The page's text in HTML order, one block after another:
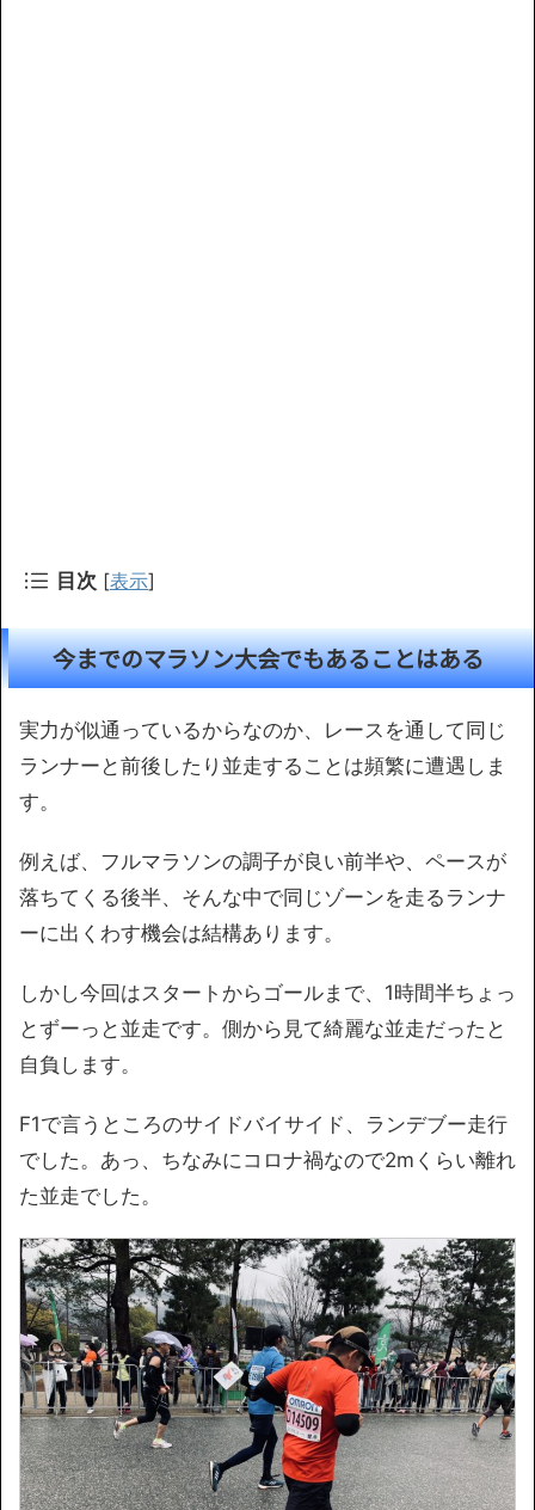
目次 [表示]
今までのマラソン大会でもあることはある
実力が似通っているからなのか、レースを通して同じ
ランナーと前後したり並走することは頻繁に遭遇しま
す。
例えば、フルマラソンの調子が良い前半や、ペースが
落ちてくる後半、そんな中で同じゾーンを走るランナ
ーに出くわす機会は結構あります。
しかし今回はスタートからゴールまで、1時間半ちょっ
とずーっと並走です。側から見て綺麗な並走だったと
自負します。
F1で言うところのサイドバイサイド、ランデブー走行
でした。あっ、ちなみにコロナ禍なので2mくらい離れ
た並走でした。